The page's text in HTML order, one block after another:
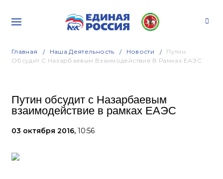
Главная Наша Деятельность Новости
Путин
Обсудит С Назарбаевым Взаимодействие В Рамках ЕАЭС
Путин обсудит с Назарбаевым
взаимодействие в рамках ЕАЭС
03 октября 2016, 10:56